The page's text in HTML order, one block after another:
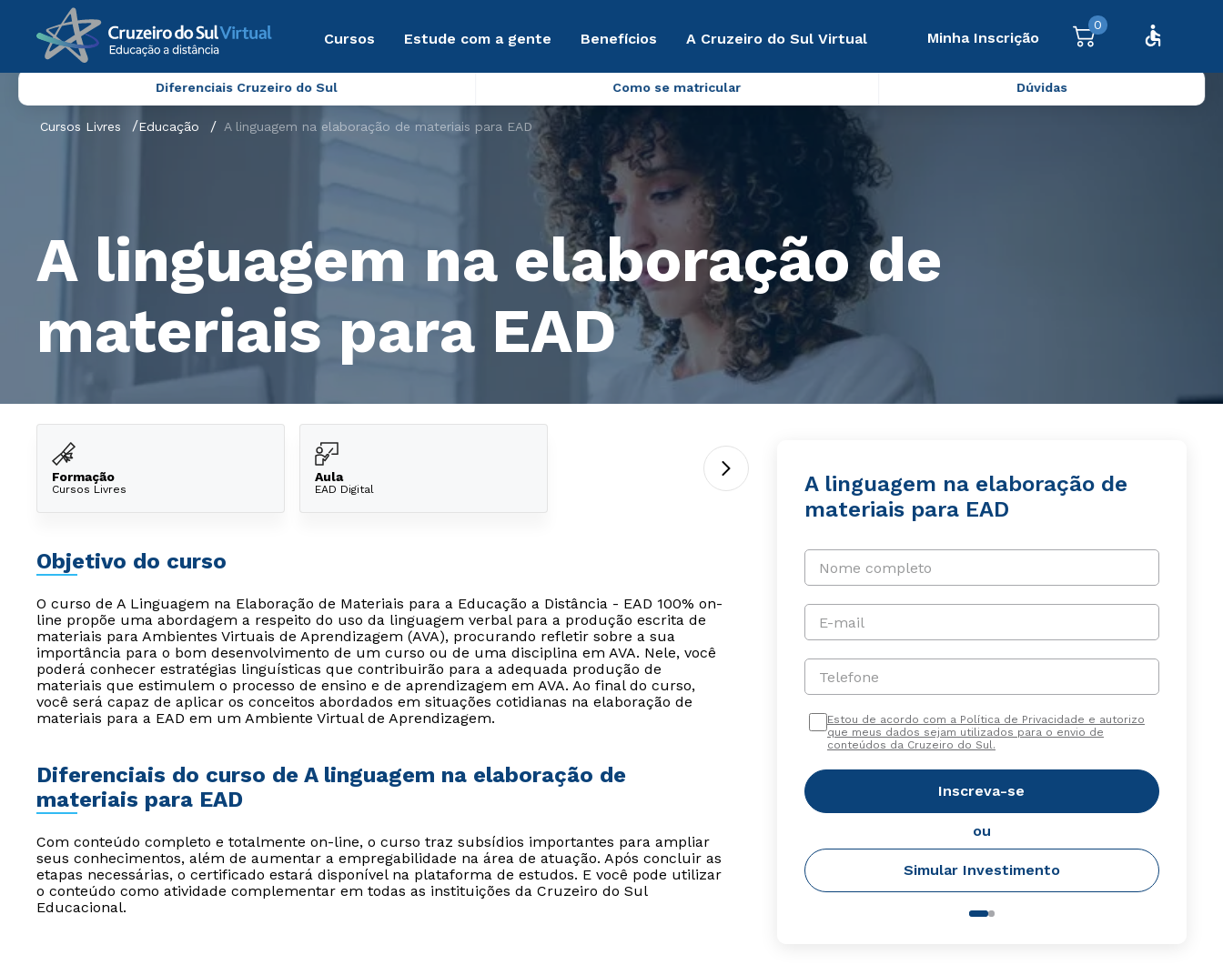
Cursos Estude com a gente Benefícios A Cruzeiro do Sul Virtual Minha Inscrição
0
Diferenciais Cruzeiro do Sul Como se matricular Dúvidas
Cursos Livres Educação A linguagem na elaboração de materiais para EAD
A linguagem na elaboração de
materiais para EAD
Formação
Cursos Livres
Aula
EAD Digital
Objetivo do curso
O curso de A Linguagem na Elaboração de Materiais para a Educação a Distância - EAD 100% on-
line propõe uma abordagem a respeito do uso da linguagem verbal para a produção escrita de
materiais para Ambientes Virtuais de Aprendizagem (AVA), procurando refletir sobre a sua
importância para o bom desenvolvimento de um curso ou de uma disciplina em AVA. Nele, você
poderá conhecer estratégias linguísticas que contribuirão para a adequada produção de
materiais que estimulem o processo de ensino e de aprendizagem em AVA. Ao final do curso,
você será capaz de aplicar os conceitos abordados em situações cotidianas na elaboração de
materiais para a EAD em um Ambiente Virtual de Aprendizagem.
Diferenciais do curso de A linguagem na elaboração de
materiais para EAD
Com conteúdo completo e totalmente on-line, o curso traz subsídios importantes para ampliar
seus conhecimentos, além de aumentar a empregabilidade na área de atuação. Após concluir as
etapas necessárias, o certificado estará disponível na plataforma de estudos. E você pode utilizar
o conteúdo como atividade complementar em todas as instituições da Cruzeiro do Sul
Educacional.
A linguagem na elaboração de
materiais para EAD
Nome completo
E-mail
Telefone
Estou de acordo com a Política de Privacidade e autorizo
que meus dados sejam utilizados para o envio de
conteúdos da Cruzeiro do Sul.
Inscreva-se
ou
Simular Investimento